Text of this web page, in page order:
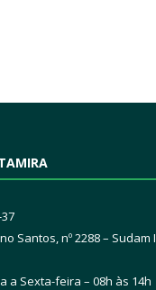
Santos, nº 2288 – Sudam I
a Sexta-feira – 08h às 14h